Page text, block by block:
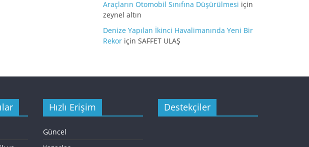
Araçların Otomobil Sınıfına Düşürülmesi için
zeynel altın
Denize Yapılan İkinci Havalimanında Yeni Bir
Rekor için SAFFET ULAŞ
Hızlı Erişim
Güncel
Destekçiler